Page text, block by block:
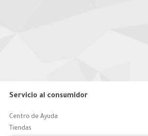
Servicio al consumidor
Centro de Ayuda
Tiendas